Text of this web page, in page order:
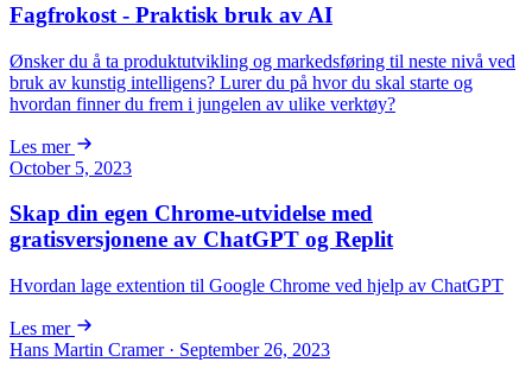
Fagfrokost - Praktisk bruk av AI
Ønsker du å ta produktutvikling og markedsføring til neste nivå ved
bruk av kunstig intelligens? Lurer du på hvor du skal starte og
hvordan finner du frem i jungelen av ulike verktøy?
Les mer
October 5, 2023
Skap din egen Chrome-utvidelse med
gratisversjonene av ChatGPT og Replit
Hvordan lage extention til Google Chrome ved hjelp av ChatGPT
Les mer
Hans Martin Cramer · September 26, 2023